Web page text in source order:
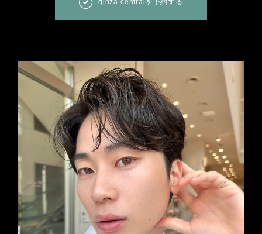
ginza centralを予約する